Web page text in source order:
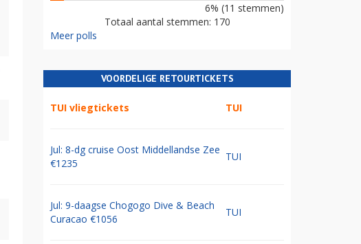
6% (11 stemmen)
Totaal aantal stemmen: 170
Meer polls
VOORDELIGE RETOURTICKETS
TUI vliegtickets TUI
Jul: 8-dg cruise Oost Middellandse Zee
€1235
TUI
Jul: 9-daagse Chogogo Dive & Beach
Curacao €1056
TUI